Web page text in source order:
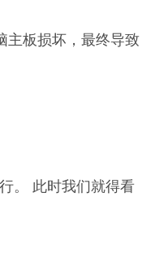
主板损坏，最终导致
。 此时我们就得看